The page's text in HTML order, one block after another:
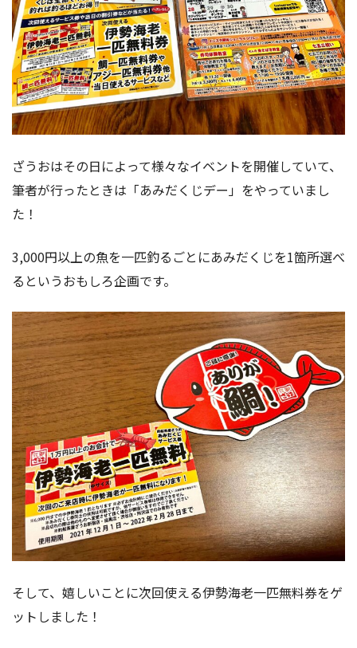
ざうおはその日によって様々なイベントを開催していて、
筆者が行ったときは「あみだくじデー」をやっていまし
た！
3,000円以上の魚を一匹釣るごとにあみだくじを1箇所選べ
るというおもしろ企画です。
そして、嬉しいことに次回使える伊勢海老一匹無料券をゲ
ットしました！